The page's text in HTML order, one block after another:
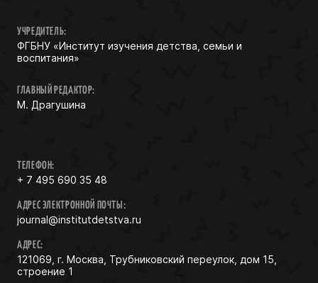
УЧРЕДИТЕЛЬ:
ФГБНУ «Институт изучения детства, семьи и
воспитания»
ГЛАВНЫЙ РЕДАКТОР:
М. Драгушина
ТЕЛЕФОН:
+ 7 495 690 35 48
АДРЕС ЭЛЕКТРОННОЙ ПОЧТЫ:
journal@institutdetstva.ru
АДРЕС:
121069, г. Москва, Трубниковский переулок, дом 15,
строение 1